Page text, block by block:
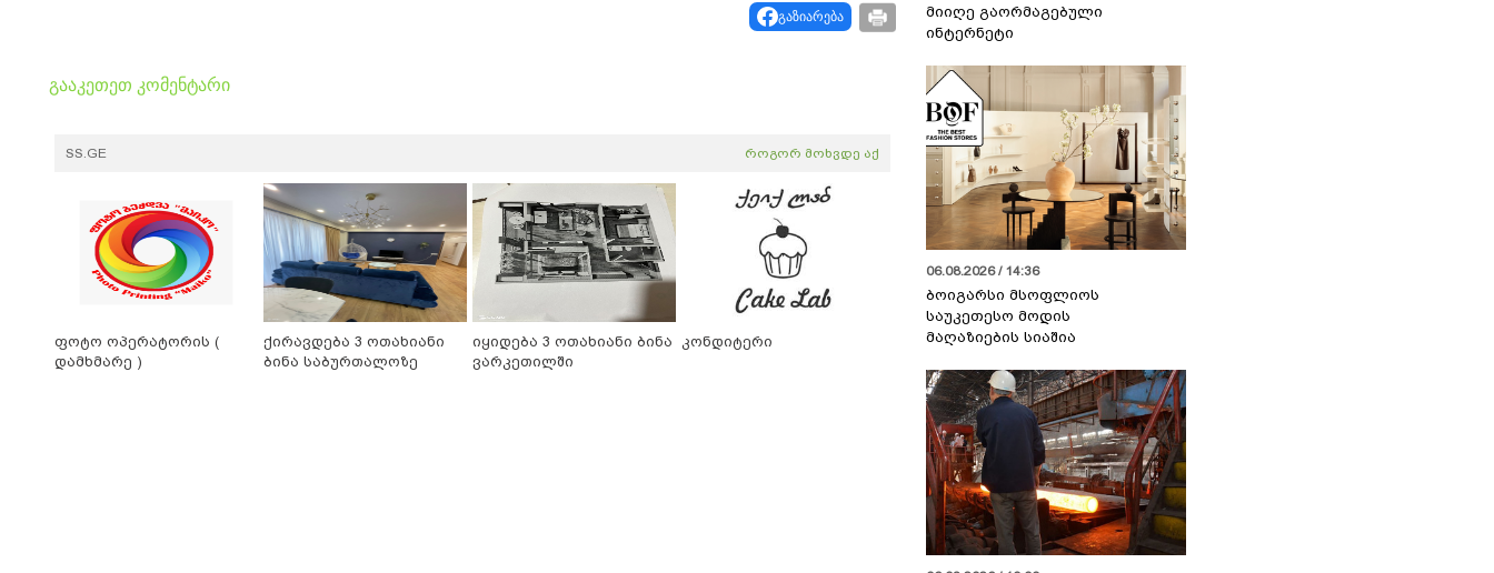
გაზიარება
გააკეთეთ კომენტარი
SS.GE როგორ მოხვდე აქ
ფოტო ოპერატორის (
დამხმარე )
ქირავდება 3 ოთახიანი
ბინა საბურთალოზე
იყიდება 3 ოთახიანი ბინა
ვარკეთილში
კონდიტერი
მიიღე გაორმაგებული
ინტერნეტი
06.08.2026 / 14:36
ბოიგარსი მსოფლიოს
საუკეთესო მოდის
მაღაზიების სიაშია